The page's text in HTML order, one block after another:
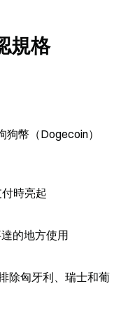
規格
狗幣（Dogecoin）
時亮起
的地方使用
除匈牙利、瑞士和葡